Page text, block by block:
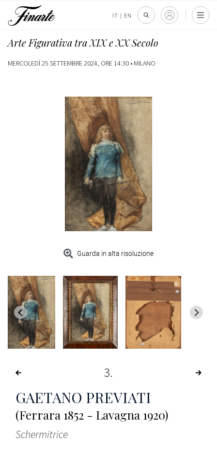
IT | EN
Arte Figurativa tra XIX e XX Secolo
MERCOLEDÌ 25 SETTEMBRE 2024, ORE 14:30 • MILANO
Guarda in alta risoluzione
3
GAETANO PREVIATI
(Ferrara 1852 - Lavagna 1920)
Schermitrice